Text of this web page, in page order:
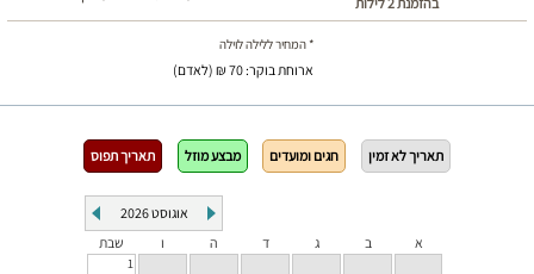
* המחיר ללילה לוילה
ארוחת בוקר: 70 ₪ (לאדם)
תאריך לא זמין חגים ומועדים מבצע מוזל תאריך תפוס
אוגוסט2026
א
ב ג ד ה ו שבת
1